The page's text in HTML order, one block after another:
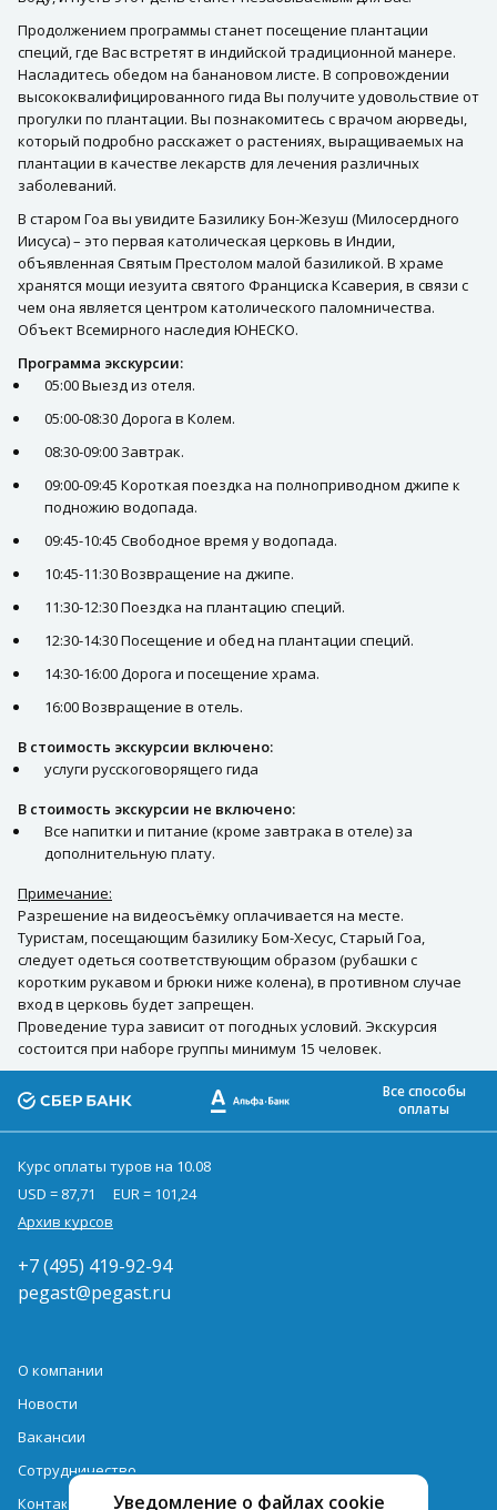
Продолжением программы станет посещение плантации
специй, где Вас встретят в индийской традиционной манере.
Насладитесь обедом на банановом листе. В сопровождении
высококвалифицированного гида Вы получите удовольствие от
прогулки по плантации. Вы познакомитесь с врачом аюрведы,
который подробно расскажет о растениях, выращиваемых на
плантации в качестве лекарств для лечения различных
заболеваний.
В старом Гоа вы увидите Базилику Бон-Жезуш (Милосердного
Иисуса) – это первая католическая церковь в Индии,
объявленная Святым Престолом малой базиликой. В храме
хранятся мощи иезуита святого Франциска Ксаверия, в связи с
чем она является центром католического паломничества.
Объект Всемирного наследия ЮНЕСКО.
Программа экскурсии:
05:00 Выезд из отеля.
05:00-08:30 Дорога в Колем.
08:30-09:00 Завтрак.
09:00-09:45 Короткая поездка на полноприводном джипе к
подножию водопада.
09:45-10:45 Свободное время у водопада.
10:45-11:30 Возвращение на джипе.
11:30-12:30 Поездка на плантацию специй.
12:30-14:30 Посещение и обед на плантации специй.
14:30-16:00 Дорога и посещение храма.
16:00 Возвращение в отель.
В стоимость экскурсии включено:
услуги русскоговорящего гида
В стоимость экскурсии не включено:
Все напитки и питание (кроме завтрака в отеле) за
дополнительную плату.
Примечание:
Разрешение на видеосъёмку оплачивается на месте.
Туристам, посещающим базилику Бом-Хесус, Старый Гоа,
следует одеться соответствующим образом (рубашки с
коротким рукавом и брюки ниже колена), в противном случае
вход в церковь будет запрещен.
Проведение тура зависит от погодных условий. Экскурсия
состоится при наборе группы минимум 15 человек.
Уведомление о файлах cookie
Все способы
оплаты
Курс оплаты туров на 10.08
USD = 87,71
EUR = 101,24
Архив курсов
+7 (495) 419-92-94
pegast@pegast.ru
О компании
Новости
Вакансии
Сотрудничество
Контактная информация